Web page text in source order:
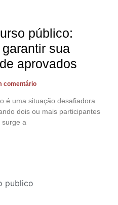
público:
sua
aprovados
comentário
é uma situação desafiadora
dois ou mais participantes
surge a